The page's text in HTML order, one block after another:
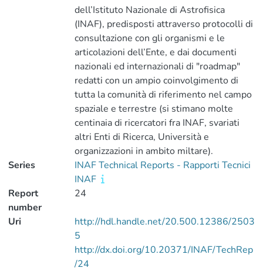
dell’Istituto Nazionale di Astrofisica
(INAF), predisposti attraverso protocolli di
consultazione con gli organismi e le
articolazioni dell’Ente, e dai documenti
nazionali ed internazionali di "roadmap"
redatti con un ampio coinvolgimento di
tutta la comunità di riferimento nel campo
spaziale e terrestre (si stimano molte
centinaia di ricercatori fra INAF, svariati
altri Enti di Ricerca, Università e
organizzazioni in ambito miltare).
Series
INAF Technical Reports - Rapporti Tecnici
INAF
Report
number
24
Uri
http://hdl.handle.net/20.500.12386/2503
5
http://dx.doi.org/10.20371/INAF/TechRep
/24